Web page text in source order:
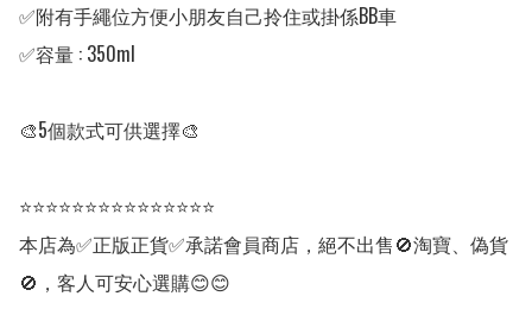
✅附有手繩位方便小朋友自己拎住或掛係BB車
✅容量 : 350ml
🎨5個款式可供選擇🎨
⭐⭐⭐⭐⭐⭐⭐⭐⭐⭐⭐⭐⭐⭐⭐
本店為✅正版正貨✅承諾會員商店，絕不出售🚫淘寶、偽貨
🚫，客人可安心選購😊😊